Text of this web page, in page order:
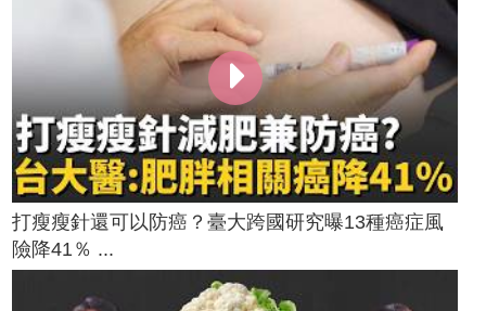
打瘦瘦針還可以防癌？臺大跨國研究曝13種癌症風
險降41％ ...